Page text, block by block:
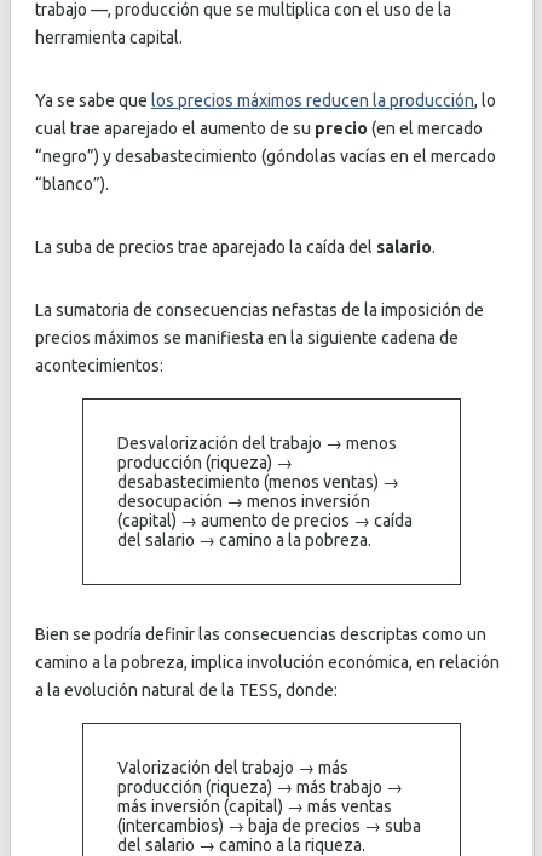
trabajo —, producción que se multiplica con el uso de la
herramienta capital.
Ya se sabe que los precios máximos reducen la producción, lo
cual trae aparejado el aumento de su precio (en el mercado
“negro”) y desabastecimiento (góndolas vacías en el mercado
“blanco”).
La suba de precios trae aparejado la caída del salario.
La sumatoria de consecuencias nefastas de la imposición de
precios máximos se manifiesta en la siguiente cadena de
acontecimientos:
Desvalorización del trabajo → menos
producción (riqueza) →
desabastecimiento (menos ventas) →
desocupación → menos inversión
(capital) → aumento de precios → caída
del salario → camino a la pobreza.
Bien se podría definir las consecuencias descriptas como un
camino a la pobreza, implica involución económica, en relación
a la evolución natural de la TESS, donde:
Valorización del trabajo → más
producción (riqueza) → más trabajo →
más inversión (capital) → más ventas
(intercambios) → baja de precios → suba
del salario → camino a la riqueza.